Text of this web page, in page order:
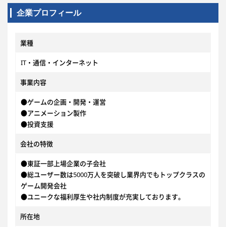
企業プロフィール
業種
IT・通信・インターネット
事業内容
●ゲームの企画・開発・運営
●アニメーション製作
●投資支援
会社の特徴
●東証一部上場企業の子会社
●総ユーザー数は5000万人を突破し業界内でもトップクラスの
ゲーム開発会社
●ユニークな福利厚生や社内制度が充実しております。
所在地